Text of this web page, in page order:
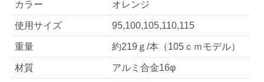
カラー オレンジ
使用サイズ 95,100,105,110,115
重量 約219ｇ/本（105ｃｍモデル）
材質 アルミ合金16φ